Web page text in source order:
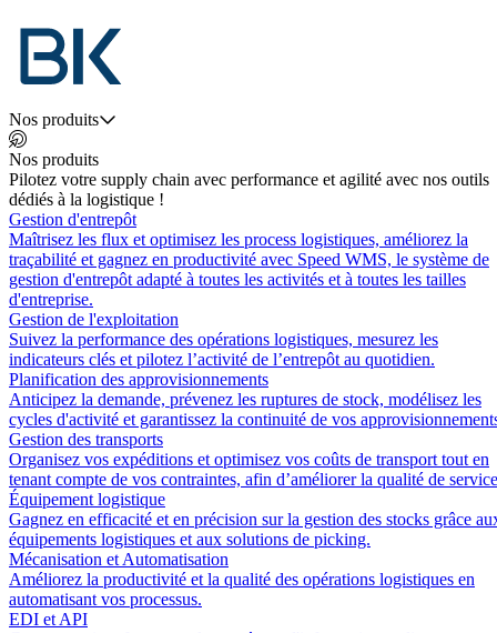
Nos produits
Nos produits
Pilotez votre supply chain avec performance et agilité avec nos outils
dédiés à la logistique !
Gestion d'entrepôt
Maîtrisez les flux et optimisez les process logistiques, améliorez la
traçabilité et gagnez en productivité avec Speed WMS, le système de
gestion d'entrepôt adapté à toutes les activités et à toutes les tailles
d'entreprise.
Gestion de l'exploitation
Suivez la performance des opérations logistiques, mesurez les
indicateurs clés et pilotez l’activité de l’entrepôt au quotidien.
Planification des approvisionnements
Anticipez la demande, prévenez les ruptures de stock, modélisez les
cycles d'activité et garantissez la continuité de vos
Gestion des transports
Organisez vos expéditions et optimisez vos coûts de transport tout en
tenant compte de vos contraintes, afin d’améliorer la qualité de
Équipement logistique
Gagnez en efficacité et en précision sur la gestion des stocks grâce
équipements logistiques et aux solutions de picking.
Mécanisation et Automatisation
Améliorez la productivité et la qualité des opérations logistiques en
automatisant vos processus.
EDI et API